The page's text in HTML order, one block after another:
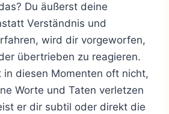
Du äußerst deine
Verständnis und
wird dir vorgeworfen,
übertrieben zu reagieren.
in diesen Momenten oft nicht,
Worte und Taten verletzen
er dir subtil oder direkt die